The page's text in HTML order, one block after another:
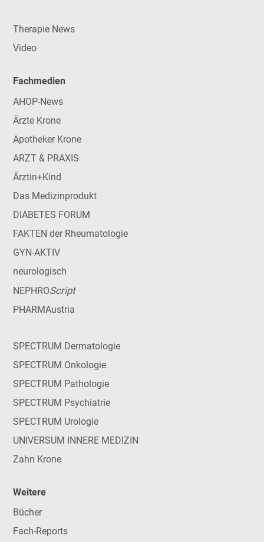
Therapie News
Video
Fachmedien
AHOP-News
Ärzte Krone
Apotheker Krone
ARZT & PRAXIS
Ärztin+Kind
Das Medizinprodukt
DIABETES FORUM
FAKTEN der Rheumatologie
GYN-AKTIV
neurologisch
NEPHROScript
PHARMAustria
SPECTRUM Dermatologie
SPECTRUM Onkologie
SPECTRUM Pathologie
SPECTRUM Psychiatrie
SPECTRUM Urologie
UNIVERSUM INNERE MEDIZIN
Zahn Krone
Weitere
Bücher
Fach-Reports